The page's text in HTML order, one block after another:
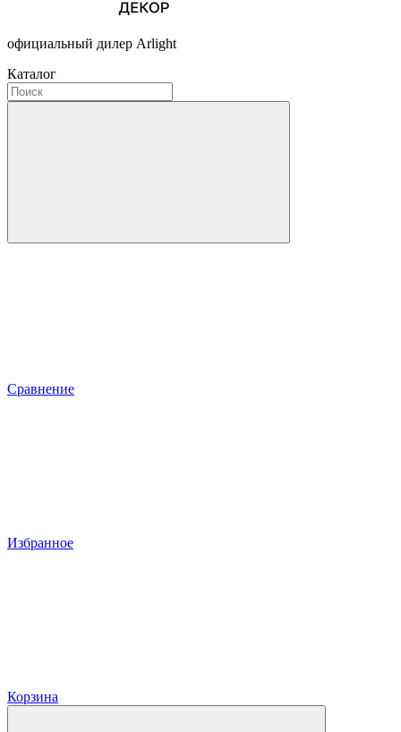
официальный дилер Arlight
Каталог
Сравнение
Избранное
Корзина